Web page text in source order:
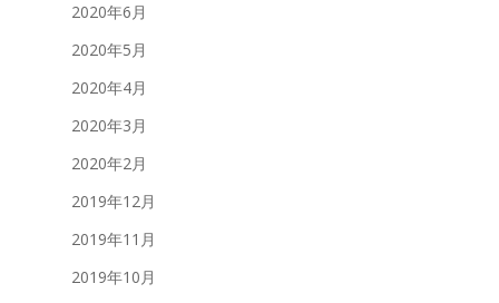
2020年6月
2020年5月
2020年4月
2020年3月
2020年2月
2019年12月
2019年11月
2019年10月